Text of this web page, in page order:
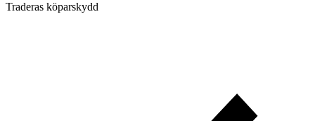
Traderas köparskydd